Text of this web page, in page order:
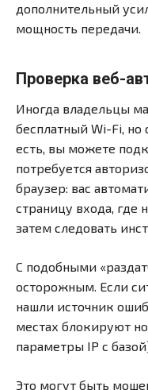
дополнительный
мощность передачи.
Проверка веб-
Иногда владельцы
бесплатный Wi-Fi, но
есть, вы можете
потребуется
браузер: вас
страницу входа, где
затем следовать
С подобными
осторожным. Если
нашли источник
местах блокируют
параметры IP с
Это могут быть